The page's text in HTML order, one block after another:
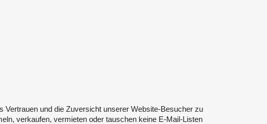
Vertrauen und die Zuversicht unserer Website-Besucher zu
verkaufen, vermieten oder tauschen keine E-Mail-Listen